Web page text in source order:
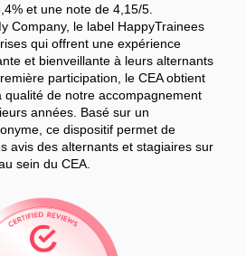
et une note de 4,15/5.
Company, le label HappyTrainees
qui offrent une expérience
et bienveillante à leurs alternants
participation, le CEA obtient
qualité de notre accompagnement
années. Basé sur un
ce dispositif permet de
avis des alternants et stagiaires sur
sein du CEA.